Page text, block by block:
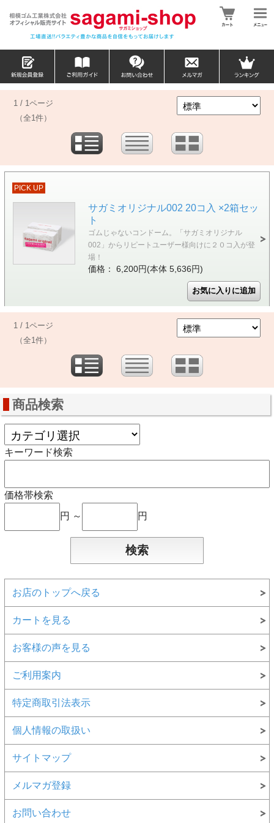
1 / 1ページ
（全1件）
PICK UP
サガミオリジナル002 20コ入 ×2箱セッ
ト
ゴムじゃないコンドーム。「サガミオリジナル
002」からリピートユーザー様向けに２０コ入が登
場！
価格： 6,200円(本体 5,636円)
1 / 1ページ
（全1件）
商品検索
キーワード検索
価格帯検索
円 ～ 円
お店のトップへ戻る
カートを見る
お客様の声を見る
ご利用案内
特定商取引法表示
個人情報の取扱い
サイトマップ
メルマガ登録
お問い合わせ